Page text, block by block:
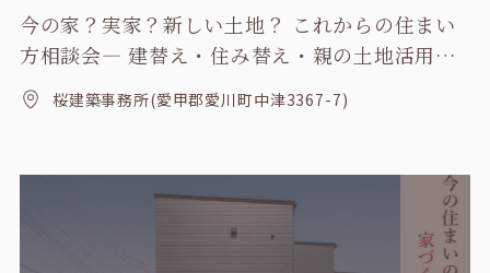
今の家？実家？新しい土地？ これからの住まい
方相談会― 建替え・住み替え・親の土地活用を
整理しませんか？ ―
桜建築事務所(愛甲郡愛川町中津3367-7)